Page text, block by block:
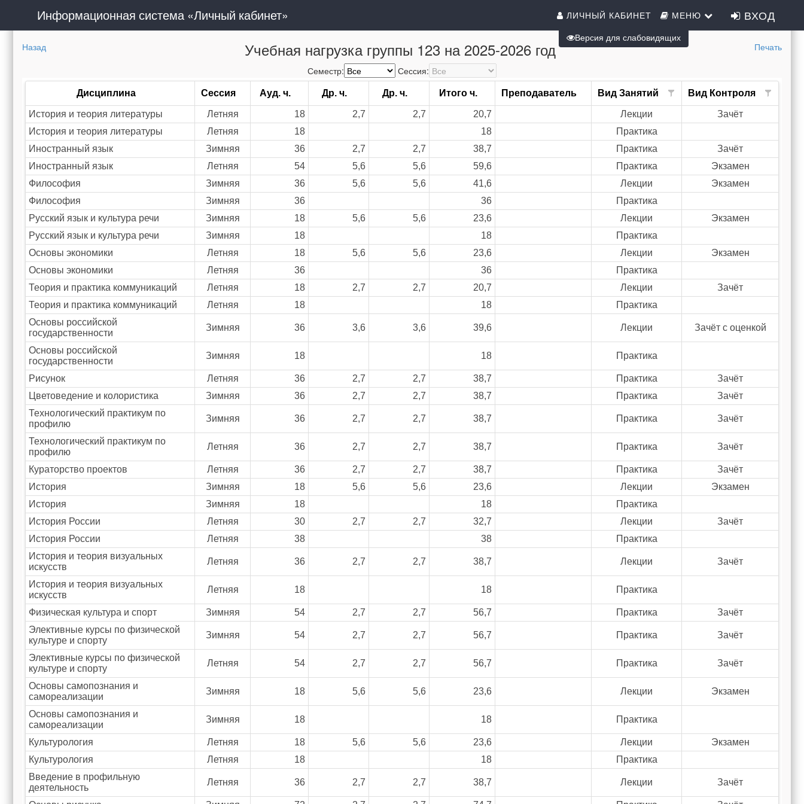
Информационная система «Личный кабинет» ЛИЧНЫЙ КАБИНЕТ МЕНЮ ВХОД
Назад Учебная нагрузка группы 123 на 2025-2026 год
Печать
Семестр:
Сессия:
Дисциплина Сессия Ауд. ч. Др. ч. Др. ч. Итого ч. Преподаватель Вид Занятий Вид Контроля
История и теория литературы Летняя 18 2,7 2,7 20,7 Лекции
Зачёт
История и теория литературы
Летняя 18 18
Практика
Иностранный язык
Зимняя 36 2,7 2,7 38,7 Практика
Зачёт
Иностранный язык
Летняя 54 5,6 5,6 59,6 Практика
Экзамен
Философия
Зимняя 36 5,6 5,6 41,6 Лекции
Экзамен
Философия
Зимняя 36 36
Практика
Русский язык и культура речи
Зимняя 18 5,6 5,6 23,6 Лекции
Экзамен
Русский язык и культура речи
Зимняя 18 18
Практика
Основы экономики
Летняя 18 5,6 5,6 23,6 Лекции
Экзамен
Основы экономики
Летняя 36 36
Практика
Теория и практика коммуникаций
Летняя 18 2,7 2,7 20,7 Лекции
Зачёт
Теория и практика коммуникаций
Летняя 18 18
Практика
Основы российской
государственности
Зимняя 36 3,6 3,6 39,6 Лекции Зачёт с оценкой
Основы российской
государственности
Зимняя 18 18 Практика
Рисунок Летняя 36 2,7 2,7 38,7 Практика
Зачёт
Цветоведение и колористика
Зимняя 36 2,7 2,7 38,7 Практика
Зачёт
Технологический практикум по
профилю
Зимняя 36 2,7 2,7 38,7 Практика Зачёт
Технологический практикум по
профилю
Летняя 36 2,7 2,7 38,7 Практика Зачёт
Кураторство проектов Летняя 36 2,7 2,7 38,7 Практика
Зачёт
История
Зимняя 18 5,6 5,6 23,6 Лекции
Экзамен
История
Зимняя 18 18
Практика
История России
Летняя 30 2,7 2,7 32,7 Лекции
Зачёт
История России
Летняя 38 38
Практика
История и теория визуальных
искусств
Летняя 36 2,7 2,7 38,7 Лекции Зачёт
История и теория визуальных
искусств
Летняя 18 18 Практика
Физическая культура и спорт Зимняя 54 2,7 2,7 56,7 Практика
Зачёт
Элективные курсы по физической
культуре и спорту
Зимняя 54 2,7 2,7 56,7 Практика Зачёт
Элективные курсы по физической
культуре и спорту
Летняя 54 2,7 2,7 56,7 Практика Зачёт
Основы самопознания и
самореализации
Зимняя 18 5,6 5,6 23,6 Лекции Экзамен
Основы самопознания и
самореализации
Зимняя 18 18 Практика
Культурология Летняя 18 5,6 5,6 23,6 Лекции
Экзамен
Культурология
Летняя 18 18
Практика
Введение в профильную
деятельность
Летняя 36 2,7 2,7 38,7 Лекции Зачёт
Версия для слабовидящих